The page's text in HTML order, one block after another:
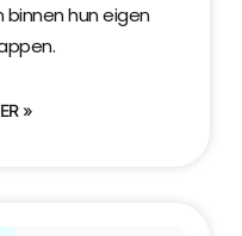
hun eigen
»